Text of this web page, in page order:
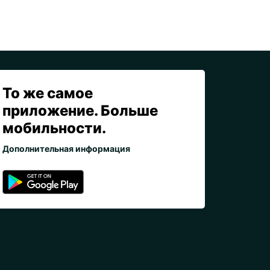
То же самое
приложение. Больше
мобильности.
Дополнительная информация